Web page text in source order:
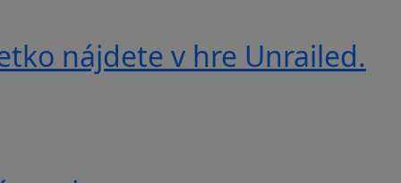
nájdete v hre Unrailed.